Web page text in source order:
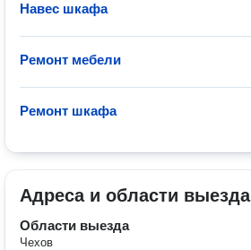
Навес шкафа
Ремонт мебели
Ремонт шкафа
Адреса и области выезда
Области выезда
Чехов